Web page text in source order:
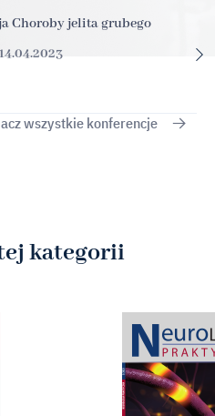
Choroby jelita grubego
wszystkie konferencje
kategorii